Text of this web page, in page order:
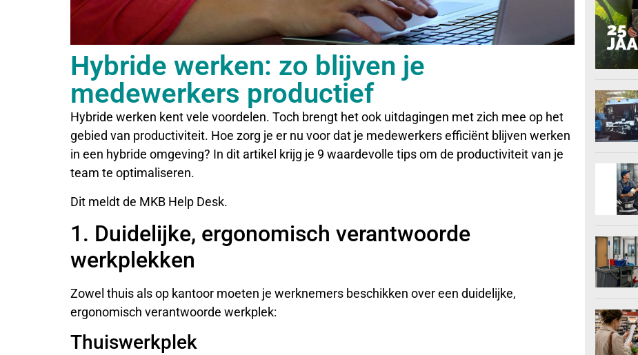
Hybride werken: zo blijven je
medewerkers productief
Hybride werken kent vele voordelen. Toch brengt het ook uitdagingen met zich mee op het
gebied van productiviteit. Hoe zorg je er nu voor dat je medewerkers efficiënt blijven werken
in een hybride omgeving? In dit artikel krijg je 9 waardevolle tips om de productiviteit van je
team te optimaliseren.
Dit meldt de MKB Help Desk.
1. Duidelijke, ergonomisch verantwoorde
werkplekken
Zowel thuis als op kantoor moeten je werknemers beschikken over een duidelijke,
ergonomisch verantwoorde werkplek:
Thuiswerkplek